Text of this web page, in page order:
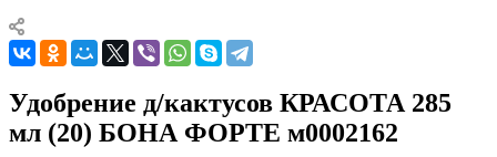
Удобрение д/кактусов КРАСОТА 285
мл (20) БОНА ФОРТЕ м0002162